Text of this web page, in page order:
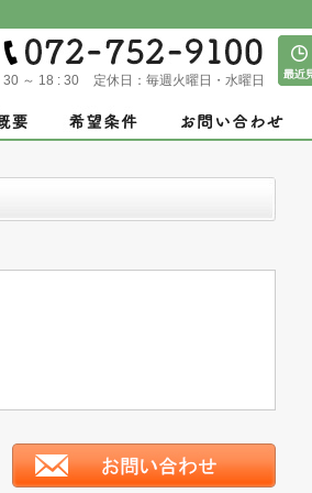
30 ～ 18 : 30 定休日： 毎週火曜日・水曜日